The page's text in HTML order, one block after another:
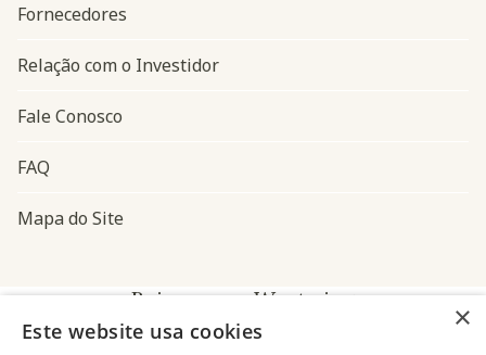
Fornecedores
Relação com o Investidor
Fale Conosco
FAQ
Mapa do Site
Baixe o app Westwing
×
Este website usa cookies